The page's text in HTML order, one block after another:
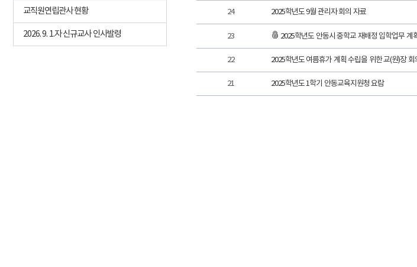
교직원연립관사 현황
2026. 9. 1.자 신규교사 인사발령
24 2025학년도 9월 관리자 회의 자료
23 2025학년도 안동시 중학교 재배정 입학업무 계
22 2025학년도 여름휴가 계획 수립을 위한 교(원)장 회
21 2025학년도 1학기 안동교육지원청 요람